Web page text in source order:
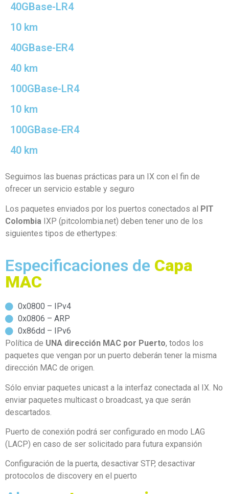
40GBase-LR4
10 km
40GBase-ER4
40 km
100GBase-LR4
10 km
100GBase-ER4
40 km
Seguimos las buenas prácticas para un IX con el fin de
ofrecer un servicio estable y seguro
Los paquetes enviados por los puertos conectados al PIT
Colombia IXP (pitcolombia.net) deben tener uno de los
siguientes tipos de ethertypes:
Especificaciones de Capa
MAC
0x0800 – IPv4
0x0806 – ARP
0x86dd – IPv6
Política de UNA dirección MAC por Puerto, todos los
paquetes que vengan por un puerto deberán tener la misma
dirección MAC de origen.
Sólo enviar paquetes unicast a la interfaz conectada al IX. No
enviar paquetes multicast o broadcast, ya que serán
descartados.
Puerto de conexión podrá ser configurado en modo LAG
(LACP) en caso de ser solicitado para futura expansión
Configuración de la puerta, desactivar STP, desactivar
protocolos de discovery en el puerto